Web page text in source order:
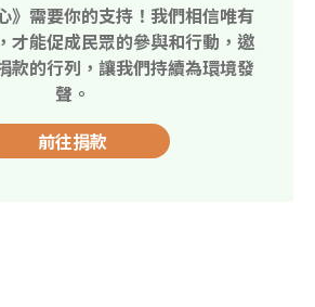
》需要你的支持！我們相信唯有
才能促成民眾的參與和行動，邀
款的行列，讓我們持續為環境發
聲。
前往捐款